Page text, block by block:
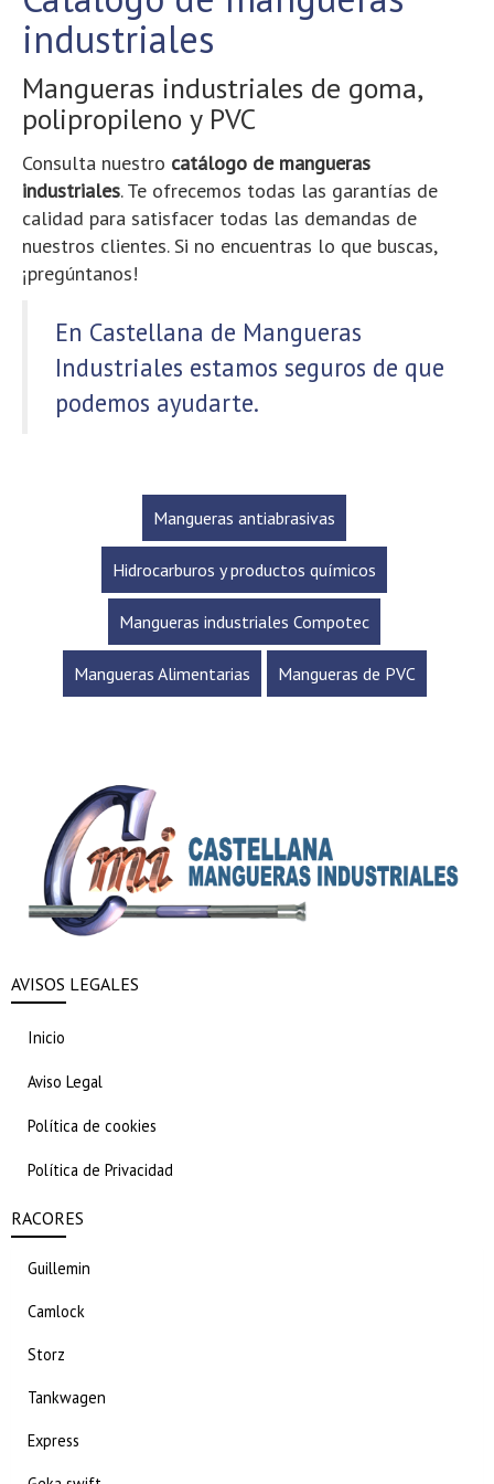
industriales
Mangueras industriales de goma,
polipropileno y PVC
Consulta nuestro catálogo de mangueras
industriales. Te ofrecemos todas las garantías de
calidad para satisfacer todas las demandas de
nuestros clientes. Si no encuentras lo que buscas,
¡pregúntanos!
En Castellana de Mangueras
Industriales estamos seguros de que
podemos ayudarte.
Mangueras antiabrasivas
Hidrocarburos y productos químicos
Mangueras industriales Compotec
Mangueras Alimentarias Mangueras de PVC
AVISOS LEGALES
Inicio
Aviso Legal
Política de cookies
Política de Privacidad
RACORES
Guillemin
Camlock
Storz
Tankwagen
Express